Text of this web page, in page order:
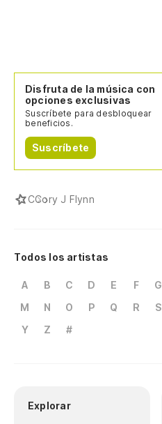
Disfruta de la música con
opciones exclusivas
Suscríbete para desbloquear
beneficios.
Suscríbete
CCory J Flynn
Todos los artistas
A B C D E F G
M
N O P Q R S
Y
Z #
Explorar